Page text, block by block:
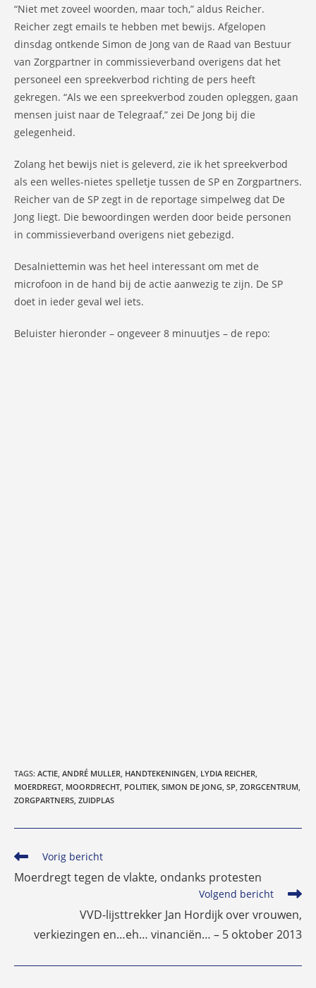
“Niet met zoveel woorden, maar toch,” aldus Reicher.
Reicher zegt emails te hebben met bewijs. Afgelopen
dinsdag ontkende Simon de Jong van de Raad van Bestuur
van Zorgpartner in commissieverband overigens dat het
personeel een spreekverbod richting de pers heeft
gekregen. “Als we een spreekverbod zouden opleggen, gaan
mensen juist naar de Telegraaf,” zei De Jong bij die
gelegenheid.
Zolang het bewijs niet is geleverd, zie ik het spreekverbod
als een welles-nietes spelletje tussen de SP en Zorgpartners.
Reicher van de SP zegt in de reportage simpelweg dat De
Jong liegt. Die bewoordingen werden door beide personen
in commissieverband overigens niet gebezigd.
Desalniettemin was het heel interessant om met de
microfoon in de hand bij de actie aanwezig te zijn. De SP
doet in ieder geval wel iets.
Beluister hieronder – ongeveer 8 minuutjes – de repo:
TAGS: ACTIE ANDRÉ MULLER HANDTEKENINGEN LYDIA REICHER
MOERDREGT MOORDRECHT POLITIEK SIMON DE JONG SP ZORGCENTRUM
ZORGPARTNERS ZUIDPLAS
Lees
artikelen
Vorig bericht
Moerdregt tegen de vlakte, ondanks protesten
Volgend bericht
VVD-lijsttrekker Jan Hordijk over vrouwen,
verkiezingen en…eh… vinanciën… – 5 oktober 2013